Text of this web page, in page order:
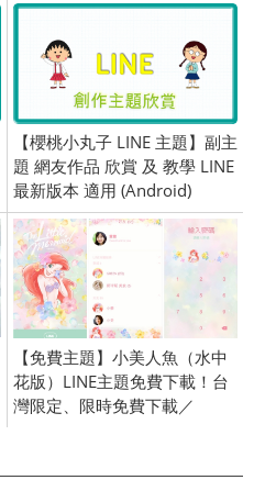
【櫻桃小丸子 LINE 主題】副主
題 網友作品 欣賞 及 教學 LINE
最新版本 適用 (Android)
【免費主題】小美人魚（水中
花版）LINE主題免費下載！台
灣限定、限時免費下載／